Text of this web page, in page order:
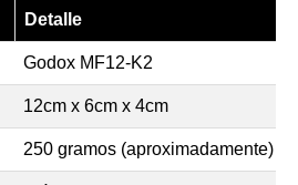
Detalle
Godox MF12-K2
12cm x 6cm x 4cm
250 gramos (aproximadamente)